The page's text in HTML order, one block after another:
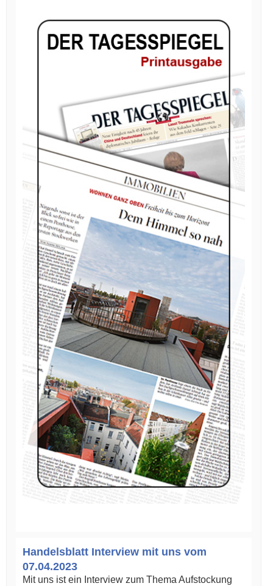
Handelsblatt Interview mit uns vom
07.04.2023
Mit uns ist ein Interview zum Thema Aufstockung